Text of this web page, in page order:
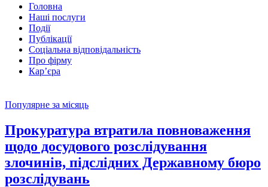
Головна
Наші послуги
Події
Публікації
Соціальна відповідальність
Про фiрму
Кар’єра
Популярне за місяць
Прокуратура втратила повноваження
щодо досудового розслідування
злочинів, підслідних Державному бюро
розслідувань